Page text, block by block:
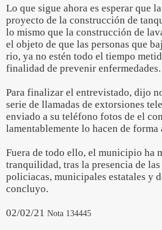
Lo que sigue ahora es esperar que
proyecto de la construcción de
lo mismo que la construcción de
el objeto de que las personas que
rio, ya no estén todo el tiempo
finalidad de prevenir enfermedades.
Para finalizar el entrevistado, dijo
serie de llamadas de extorsiones
enviado a su teléfono fotos de el
lamentablemente lo hacen de forma
Fuera de todo ello, el municipio ha
tranquilidad, tras la presencia de
policiacas, municipales estatales y
concluyo.
02/02/21 Nota 134445